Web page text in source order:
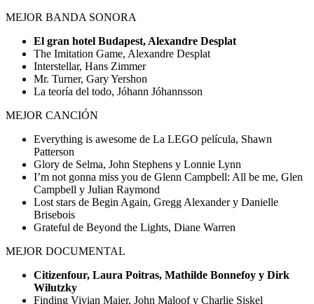
MEJOR BANDA SONORA
El gran hotel Budapest, Alexandre Desplat
The Imitation Game, Alexandre Desplat
Interstellar, Hans Zimmer
Mr. Turner, Gary Yershon
La teoría del todo, Jóhann Jóhannsson
MEJOR CANCIÓN
Everything is awesome de La LEGO película, Shawn
Patterson
Glory de Selma, John Stephens y Lonnie Lynn
I’m not gonna miss you de Glenn Campbell: All be me, Glen
Campbell y Julian Raymond
Lost stars de Begin Again, Gregg Alexander y Danielle
Brisebois
Grateful de Beyond the Lights, Diane Warren
MEJOR DOCUMENTAL
Citizenfour, Laura Poitras, Mathilde Bonnefoy y Dirk
Wilutzky
Finding Vivian Maier, John Maloof y Charlie Siskel